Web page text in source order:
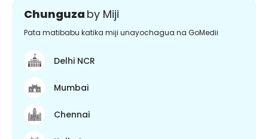
Chunguza by Miji
Pata matibabu katika miji unayochagua na GoMedii
Delhi NCR
Mumbai
Chennai